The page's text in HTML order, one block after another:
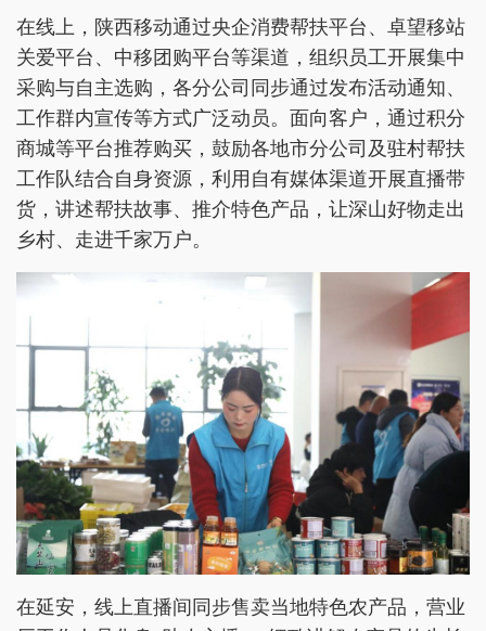
在线上，陕西移动通过央企消费帮扶平台、卓望移站
关爱平台、中移团购平台等渠道，组织员工开展集中
采购与自主选购，各分公司同步通过发布活动通知、
工作群内宣传等方式广泛动员。面向客户，通过积分
商城等平台推荐购买，鼓励各地市分公司及驻村帮扶
工作队结合自身资源，利用自有媒体渠道开展直播带
货，讲述帮扶故事、推介特色产品，让深山好物走出
乡村、走进千家万户。
在延安，线上直播间同步售卖当地特色农产品，营业